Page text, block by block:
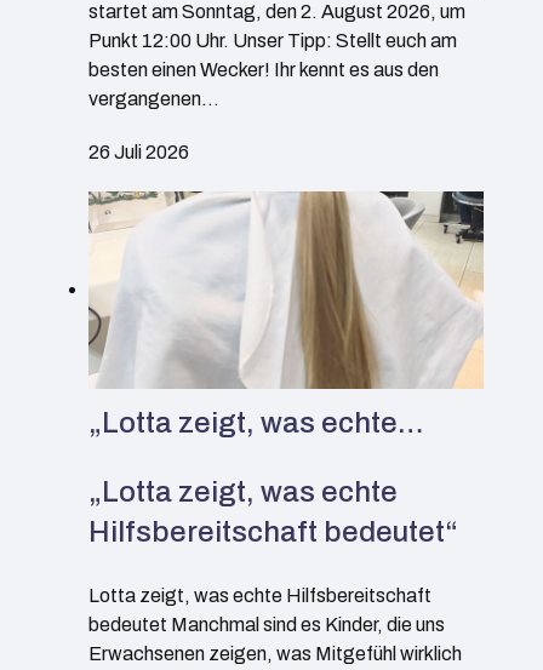
startet am Sonntag, den 2. August 2026, um
Punkt 12:00 Uhr. Unser Tipp: Stellt euch am
besten einen Wecker! Ihr kennt es aus den
vergangenen…
26 Juli 2026
„Lotta zeigt, was echte…
„Lotta zeigt, was echte
Hilfsbereitschaft bedeutet“
Lotta zeigt, was echte Hilfsbereitschaft
bedeutet Manchmal sind es Kinder, die uns
Erwachsenen zeigen, was Mitgefühl wirklich